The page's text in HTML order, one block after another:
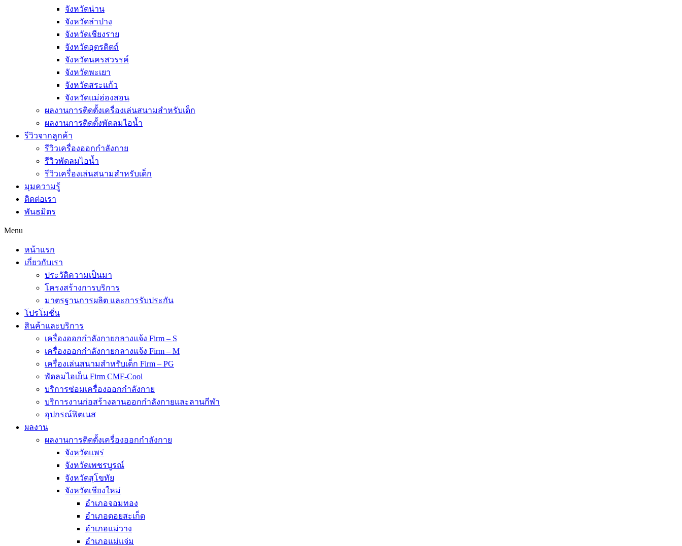
จังหวัดน่าน
จังหวัดลำปาง
จังหวัดเชียงราย
จังหวัดอุตรดิตถ์
จังหวัดนครสวรรค์
จังหวัดพะเยา
จังหวัดสระแก้ว
จังหวัดแม่ฮ่องสอน
ผลงานการติดตั้งเครื่องเล่นสนามสำหรับเด็ก
ผลงานการติดตั้งพัดลมไอน้ำ
รีวิวจากลูกค้า
รีวิวเครื่องออกกำลังกาย
รีวิวพัดลมไอน้ำ
รีวิวเครื่องเล่นสนามสำหรับเด็ก
มุมความรู้
ติดต่อเรา
พันธมิตร
Menu
หน้าแรก
เกี่ยวกับเรา
ประวัติความเป็นมา
โครงสร้างการบริการ
มาตรฐานการผลิต และการรับประกัน
โปรโมชั่น
สินค้าและบริการ
เครื่องออกกำลังกายกลางแจ้ง Firm – S
เครื่องออกกำลังกายกลางแจ้ง Firm – M
เครื่องเล่นสนามสำหรับเด็ก Firm – PG
พัดลมไอเย็น Firm CMF-Cool
บริการซ่อมเครื่องออกกำลังกาย
บริการงานก่อสร้างลานออกกำลังกายและลานกีฬา
อุปกรณ์ฟิตเนส
ผลงาน
ผลงานการติดตั้งเครื่องออกกำลังกาย
จังหวัดแพร่
จังหวัดเพชรบูรณ์
จังหวัดสุโขทัย
จังหวัดเชียงใหม่
อำเภอจอมทอง
อำเภอดอยสะเก็ด
อำเภอแม่วาง
อำเภอแม่แจ่ม